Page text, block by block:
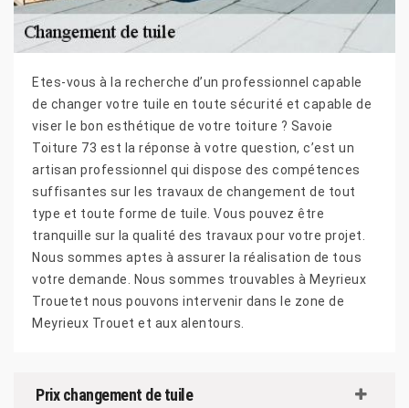
Etes-vous à la recherche d’un professionnel capable
de changer votre tuile en toute sécurité et capable de
viser le bon esthétique de votre toiture ? Savoie
Toiture 73 est la réponse à votre question, c’est un
artisan professionnel qui dispose des compétences
suffisantes sur les travaux de changement de tout
type et toute forme de tuile. Vous pouvez être
tranquille sur la qualité des travaux pour votre projet.
Nous sommes aptes à assurer la réalisation de tous
votre demande. Nous sommes trouvables à Meyrieux
Trouetet nous pouvons intervenir dans le zone de
Meyrieux Trouet et aux alentours.
Prix changement de tuile